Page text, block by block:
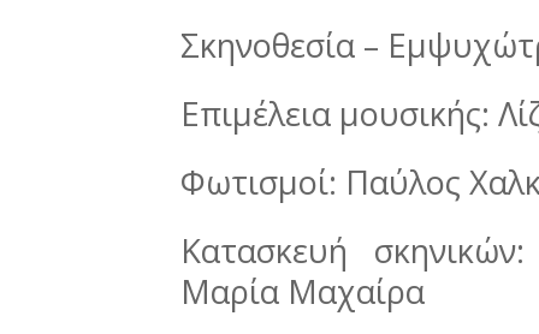
Σκηνοθεσία –
Επιμέλεια μουσικής:
Φωτισμοί: Παύλος
Κατασκευή
Μαρία Μαχαίρα